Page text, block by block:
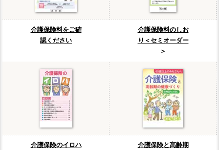
介護保険料をご確
認ください
介護保険料のしお
り＜セミオーダー
＞
介護保険のイロハ
介護保険と高齢期